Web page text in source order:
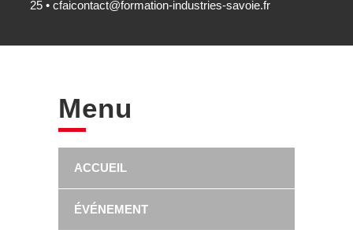
25 • cfaicontact@formation-industries-savoie.fr
Menu
ACCUEIL
ÉVÉNEMENT